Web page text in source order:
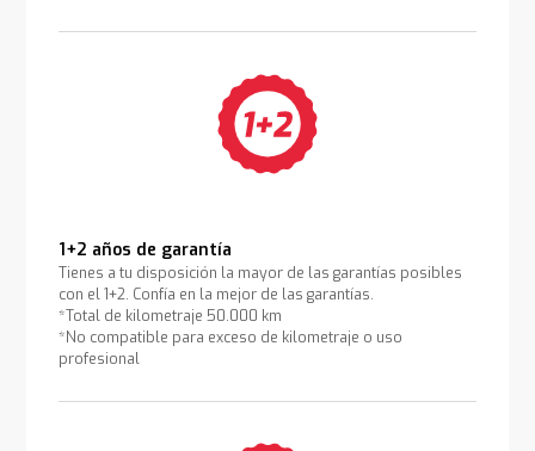
1+2 años de garantía
Tienes a tu disposición la mayor de las garantías posibles
con el 1+2. Confía en la mejor de las garantías.
*Total de kilometraje 50.000 km
*No compatible para exceso de kilometraje o uso
profesional